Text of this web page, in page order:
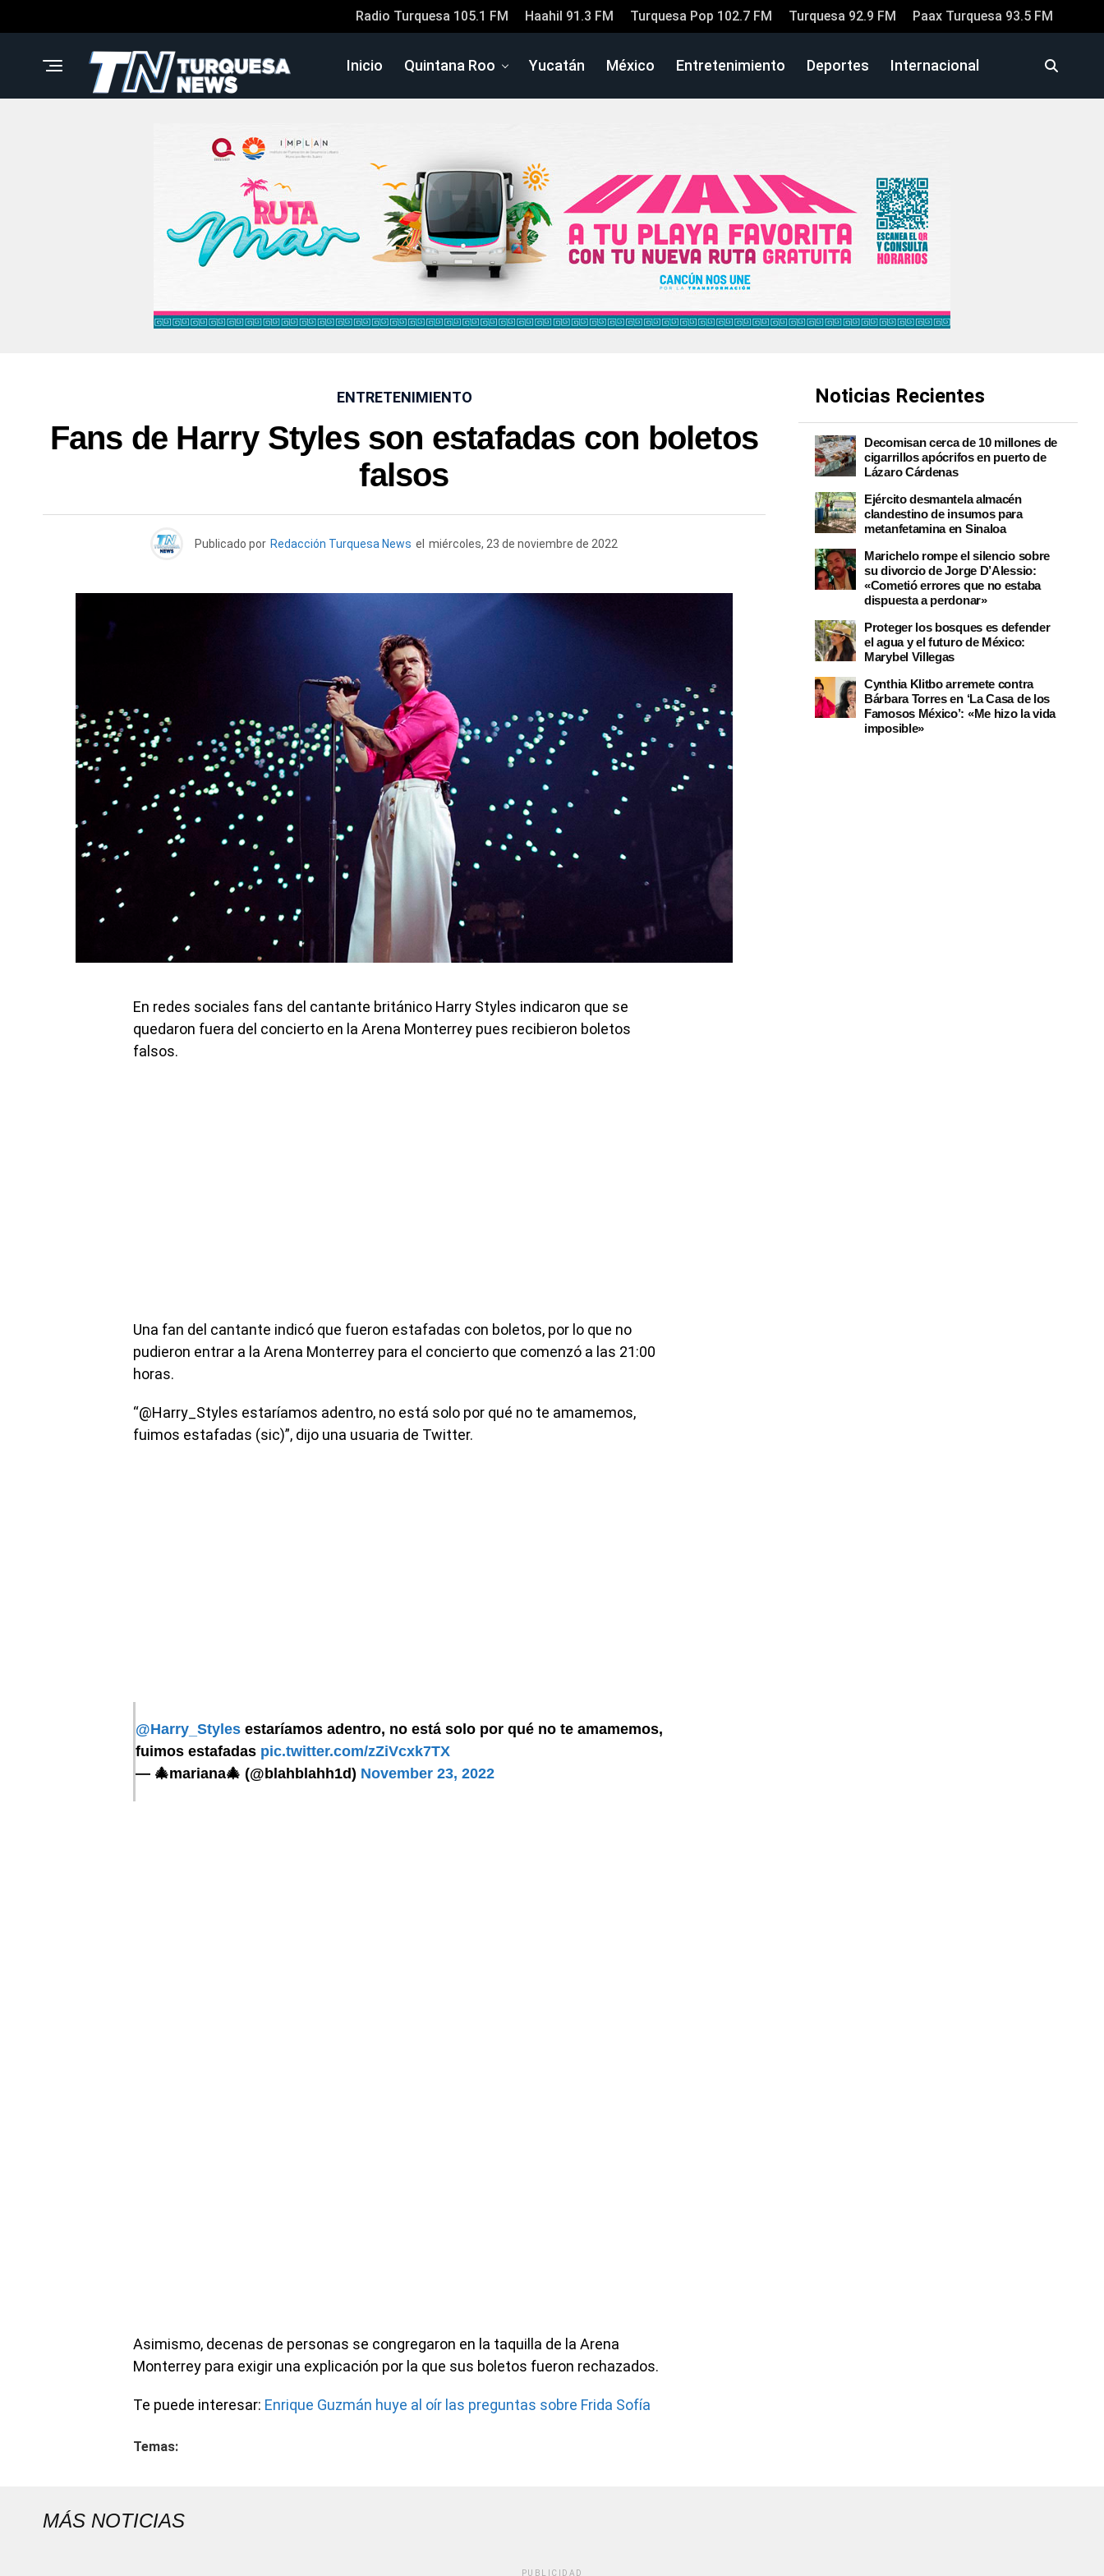
Radio Turquesa 105.1 FM Haahil 91.3 FM Turquesa Pop 102.7 FM Turquesa 92.9 FM Paax Turquesa 93.5 FM
Inicio Quintana Roo Yucatán México Entretenimiento Deportes Internacional
ENTRETENIMIENTO
Fans de Harry Styles son estafadas con boletos
falsos
Publicado por Redacción Turquesa News el miércoles, 23 de noviembre de 2022
En redes sociales fans del cantante británico Harry Styles indicaron que se
quedaron fuera del concierto en la Arena Monterrey pues recibieron boletos
falsos.
Una fan del cantante indicó que fueron estafadas con boletos, por lo que no
pudieron entrar a la Arena Monterrey para el concierto que comenzó a las 21:00
horas.
“@Harry_Styles estaríamos adentro, no está solo por qué no te amamemos,
fuimos estafadas (sic)”, dijo una usuaria de Twitter.
@Harry_Styles estaríamos adentro, no está solo por qué no te amamemos,
fuimos estafadas pic.twitter.com/zZiVcxk7TX
— 🎄mariana🎄 (@blahblahh1d) November 23, 2022
Asimismo, decenas de personas se congregaron en la taquilla de la Arena
Monterrey para exigir una explicación por la que sus boletos fueron rechazados.
Te puede interesar: Enrique Guzmán huye al oír las preguntas sobre Frida Sofía
Temas:
Noticias Recientes
Decomisan cerca de 10 millones de
cigarrillos apócrifos en puerto de
Lázaro Cárdenas
Ejército desmantela almacén
clandestino de insumos para
metanfetamina en Sinaloa
Marichelo rompe el silencio sobre
su divorcio de Jorge D’Alessio:
«Cometió errores que no estaba
dispuesta a perdonar»
Proteger los bosques es defender
el agua y el futuro de México:
Marybel Villegas
Cynthia Klitbo arremete contra
Bárbara Torres en ‘La Casa de los
Famosos México’: «Me hizo la vida
imposible»
MÁS NOTICIAS
PUBLICIDAD